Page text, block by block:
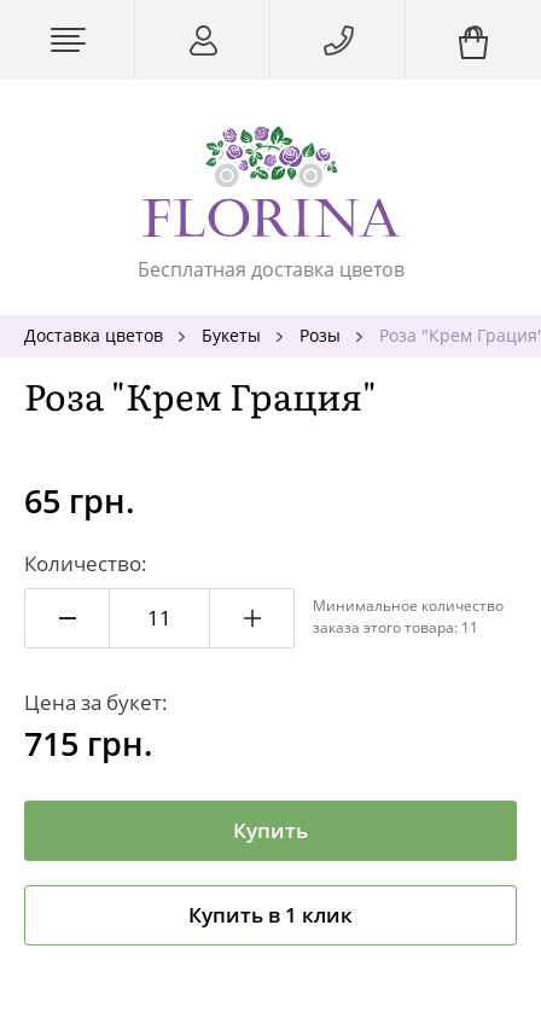
Бесплатная доставка цветов
Доставка цветов Букеты Розы Роза "Крем
Роза "Крем Грация"
65 грн.
Количество:
Минимальное количество
заказа этого товара: 11
Цена за букет:
715 грн.
Купить
Купить в 1 клик